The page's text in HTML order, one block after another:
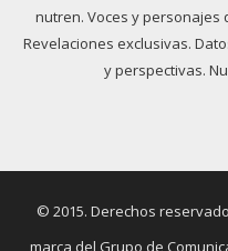
nutren. Voces y personajes
Revelaciones exclusivas.
y perspectivas.
© 2015. Derechos